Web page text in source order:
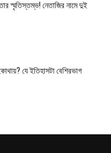
স্মৃতিস্তম্ভ! নেতাজির নামে দুই
যে ইতিহাসটা বেশিরভাগ